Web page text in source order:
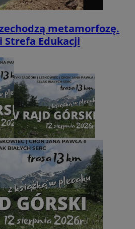
metamorfozę.
Strefa Edukacji